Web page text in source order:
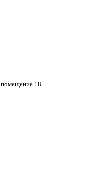
помещение 18